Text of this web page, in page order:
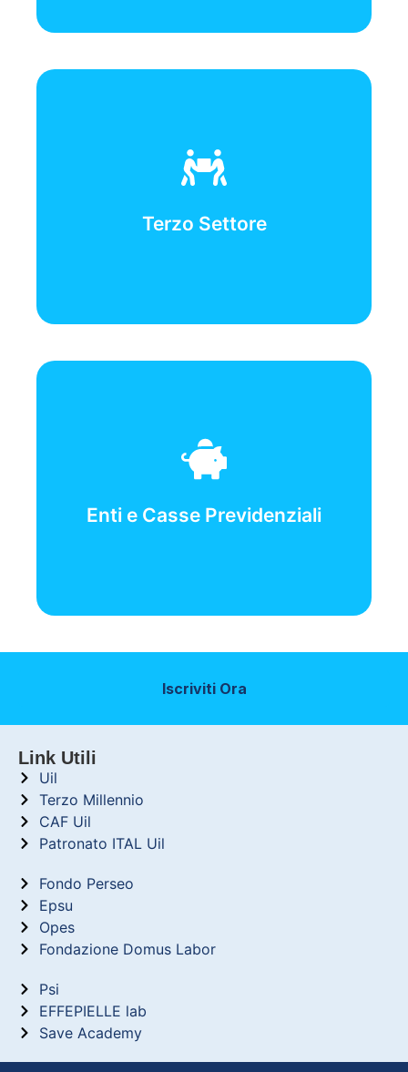
Terzo Settore
Bardoscia Pietro
Michele Nessenzia , Federica Bonaldo
-Vice-
Enti e Casse Previdenziali
Borruto Antonio
-Responsabile-
Iscriviti Ora
Link Utili
Uil
Terzo Millennio
CAF Uil
Patronato ITAL Uil
Fondo Perseo
Epsu
Opes
Fondazione Domus Labor
Psi
EFFEPIELLE lab
Save Academy